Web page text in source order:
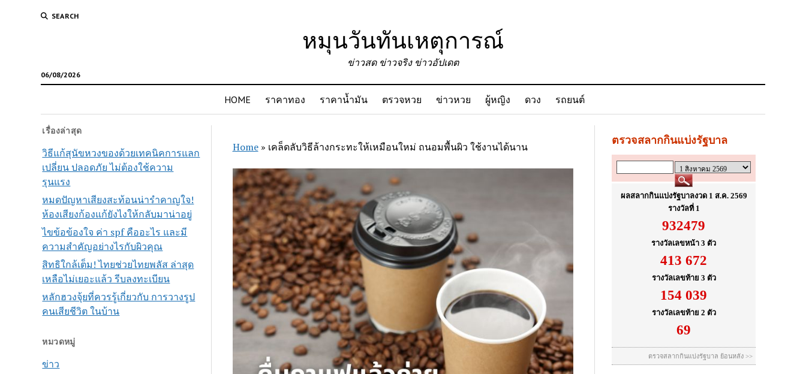
SEARCH
หมุนวันทันเหตุการณ์
06/08/2026
ข่าวสด ข่าวจริง ข่าวอัปเดต
HOME ราคาทอง ราคาน้ำมัน ตรวจหวย ข่าวหวย ผู้หญิง ดวง รถยนต์
เรื่องล่าสุด
วิธีแก้สุนัขหวงของด้วยเทคนิคการแลก
เปลี่ยน ปลอดภัย ไม่ต้องใช้ความ
รุนแรง
หมดปัญหาเสียงสะท้อนน่ารำคาญใจ!
ห้องเสียงก้องแก้ยังไงให้กลับมาน่าอยู่
ไขข้อข้องใจ ค่า spf คืออะไร และมี
ความสำคัญอย่างไรกับผิวคุณ
สิทธิใกล้เต็ม! ไทยช่วยไทยพลัส ล่าสุด
เหลือไม่เยอะแล้ว รีบลงทะเบียน
หลักฮวงจุ้ยที่ควรรู้เกี่ยวกับ การวางรูป
คนเสียชีวิต ในบ้าน
หมวดหมู่
ข่าว
Home» เคล็ดลับวิธีล้างกระทะให้เหมือนใหม่ ถนอมพื้นผิว ใช้งานได้นาน